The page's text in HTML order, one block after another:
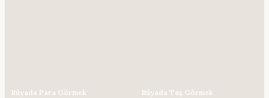
Rüyada Para Görmek Rüyada Taş Görmek